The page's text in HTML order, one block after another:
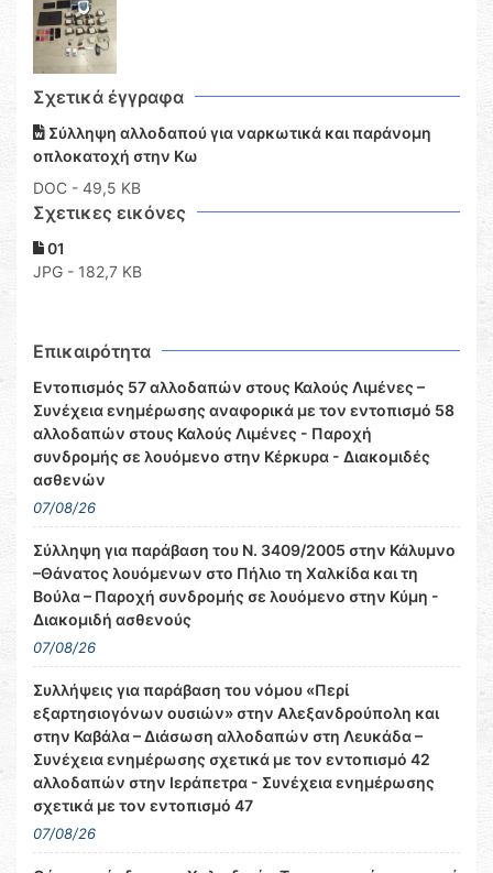
Σχετικά έγγραφα
Σύλληψη αλλοδαπού για ναρκωτικά και παράνομη
οπλοκατοχή στην Κω
DOC - 49,5 KB
Σχετικες εικόνες
01
JPG - 182,7 KB
Επικαιρότητα
Εντοπισμός 57 αλλοδαπών στους Καλούς Λιμένες –
Συνέχεια ενημέρωσης αναφορικά με τον εντοπισμό 58
αλλοδαπών στους Καλούς Λιμένες - Παροχή
συνδρομής σε λουόμενο στην Κέρκυρα - Διακομιδές
ασθενών
07/08/26
Σύλληψη για παράβαση του Ν. 3409/2005 στην Κάλυμνο
–Θάνατος λουόμενων στο Πήλιο τη Χαλκίδα και τη
Βούλα – Παροχή συνδρομής σε λουόμενο στην Κύμη -
Διακομιδή ασθενούς
07/08/26
Συλλήψεις για παράβαση του νόμου «Περί
εξαρτησιογόνων ουσιών» στην Αλεξανδρούπολη και
στην Καβάλα – Διάσωση αλλοδαπών στη Λευκάδα –
Συνέχεια ενημέρωσης σχετικά με τον εντοπισμό 42
αλλοδαπών στην Ιεράπετρα - Συνέχεια ενημέρωσης
σχετικά με τον εντοπισμό 47
07/08/26